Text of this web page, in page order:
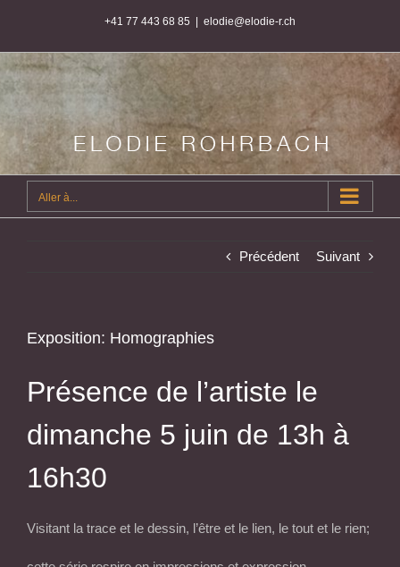
contenu
+41 77 443 68 85 elodie@elodie-r.ch
Aller à...
Précédent Suivant
Exposition: Homographies
Présence de l’artiste le
dimanche 5 juin de 13h à
16h30
Visitant la trace et le dessin, l’être et le lien, le tout et le rien;